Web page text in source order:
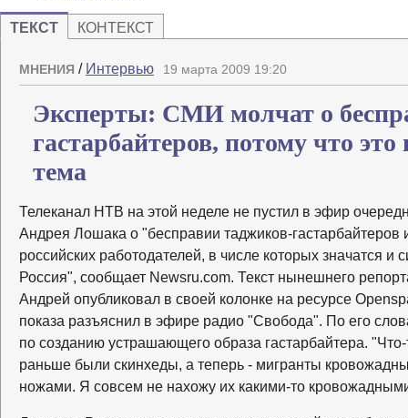
ТЕКСТ КОНТЕКСТ
МНЕНИЯ / Интервью 19 марта 2009 19:20
Эксперты: СМИ молчат о
гастарбайтеров, потому что
тема
Телеканал НТВ на этой неделе не пустил в эфир
Андрея Лошака о "бесправии таджиков-гастарбайтеров
российских работодателей, в числе которых значатся и
Россия", сообщает Newsru.com. Текст нынешнего
Андрей опубликовал в своей колонке на ресурсе
показа разъяснил в эфире радио "Свобода". По его
по созданию устрашающего образа гастарбайтера.
раньше были скинхеды, а теперь - мигранты
ножами. Я совсем не нахожу их какими-то